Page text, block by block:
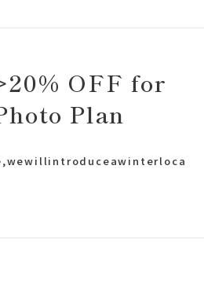
ン・料金
OFF for
Plan